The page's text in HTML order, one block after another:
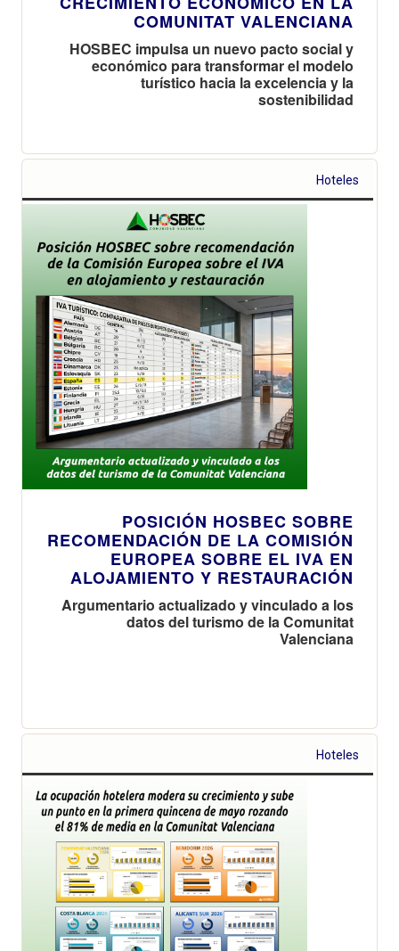
COMUNITAT VALENCIANA
HOSBEC impulsa un nuevo pacto social y
económico para transformar el modelo
turístico hacia la excelencia y la
sostenibilidad
Hoteles
POSICIÓN HOSBEC SOBRE
RECOMENDACIÓN DE LA COMISIÓN
EUROPEA SOBRE EL IVA EN
ALOJAMIENTO Y RESTAURACIÓN
Argumentario actualizado y vinculado a los
datos del turismo de la Comunitat
Valenciana
Hoteles